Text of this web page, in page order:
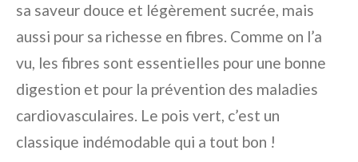
sa saveur douce et légèrement sucrée, mais
aussi pour sa richesse en fibres. Comme on l’a
vu, les fibres sont essentielles pour une bonne
digestion et pour la prévention des maladies
cardiovasculaires. Le pois vert, c’est un
classique indémodable qui a tout bon !